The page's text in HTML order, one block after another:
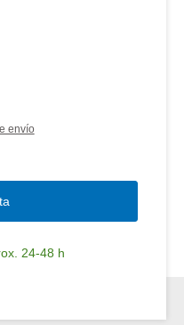
envío
introduce la
24-48 h